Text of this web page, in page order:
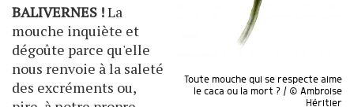
Toute mouche qui se respecte aime
le caca ou la mort ? / © Ambroise
Héritier
BALIVERNES !La
mouche inquiète et
dégoûte parce qu'elle
nous renvoie à la saleté
des excréments ou,